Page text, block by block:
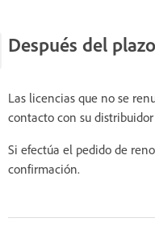
Después del
Las licencias que no se
contacto con su
Si efectúa el pedido de
confirmación.